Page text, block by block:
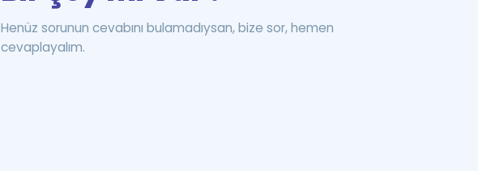
Henüz sorunun cevabını bulamadıysan, bize sor, hemen
cevaplayalım.